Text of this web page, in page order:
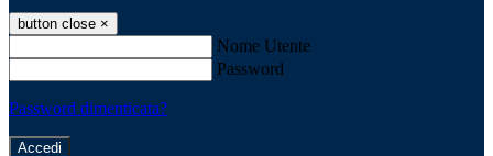
button close ×
Nome Utente
Password
Password dimenticata?